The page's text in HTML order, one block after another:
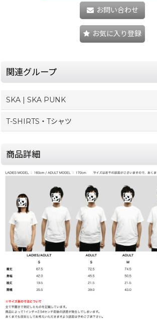
お問い合わせ
お気に入り登録
関連グループ
SKA | SKA PUNK
T-SHIRTS・Tシャツ
商品詳細